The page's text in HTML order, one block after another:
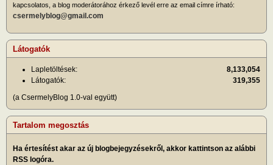
kapcsolatos, a blog moderátorához érkező levél erre az email címre írható:
csermelyblog@gmail.com
Látogatók
Lapletöltések:
8,133,054
Látogatók:
319,355
(a CsermelyBlog 1.0-val együtt)
Tartalom megosztás
Ha értesítést akar az új blogbejegyzésekről, akkor kattintson az alábbi
RSS logóra.